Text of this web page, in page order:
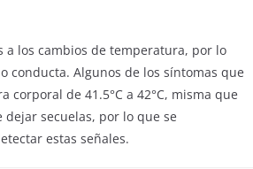
a los cambios de temperatura, por lo
conducta. Algunos de los síntomas que
de 41.5°C a 42°C, misma que
secuelas, por lo que se
estas señales.